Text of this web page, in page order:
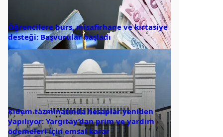
Öğrencilere burs, misafirhane ve kırtasiye
desteği: Başvurular başladı
Kıdem tazminatında hesaplar yeniden
yapılıyor: Yargıtay’dan prim ve yardım
ödemeleri için emsal karar